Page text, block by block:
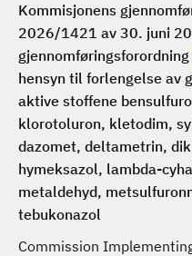
Kommisjonens
2026/1421 av 30. juni
gjennomføringsforordning
hensyn til forlengelse av
aktive stoffene
klorotoluron, kletodim,
dazomet, deltametrin,
hymeksazol, lambda-
metaldehyd,
tebukonazol
Commission